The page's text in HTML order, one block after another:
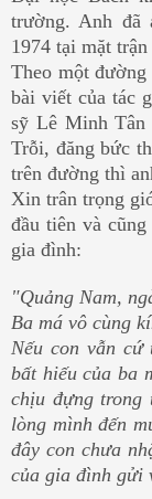
trường. Anh đã
1974 tại mặt
Theo một
bài viết của tác
sỹ Lê Minh Tân
Trỗi, đăngbức
trên đường thì
Xin trân trọng
đầu tiên và
gia đình:
"Quảng Nam,
Ba má vô cùng
Nếu con vẫn
bất hiếu của ba
chịu đựng trong
lòng mình đến
đây con chưa
của gia đình gửi